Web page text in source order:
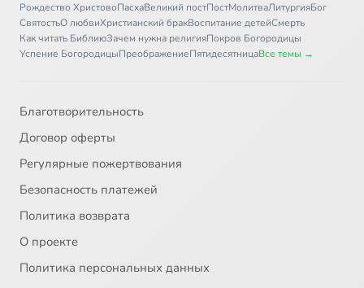
Рождество ХристовоПасхаВеликий постПостМолитваЛитургияБог
СвятостьО любвиХристианский бракВоспитание детейСмерть
Как читать БиблиюЗачем нужна религияПокров Богородицы
Успение БогородицыПреображениеПятидесятницаВсе темы →
Благотворительность
Договор оферты
Регулярные пожертвования
Безопасность платежей
Политика возврата
О проекте
Политика персональных данных